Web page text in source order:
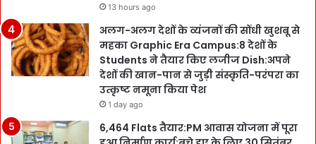
13 hours ago
अलग-अलग देशों के व्यंजनों की सोंधी खुशबू से
महका Graphic Era Campus:8 देशों के
Students ने तैयार किए लजीज Dish:अपने
देशों की खान-पान से जुड़ी संस्कृति-परंपरा का
उत्कृष्ट नमूना किया पेश
1 day ago
6,464 Flats तैयार:PM आवास योजना में पूरा